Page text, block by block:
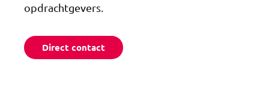
opdrachtgevers.
Direct contact